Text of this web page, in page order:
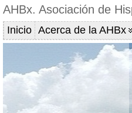
AHBx. Asociación de
Inicio Acerca de la AHBx